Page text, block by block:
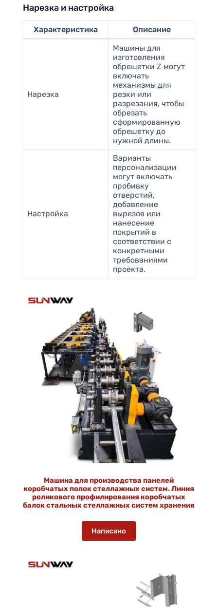
Нарезка и настройка
Характеристика Описание
Нарезка
Машины для
изготовления
обрешетки Z могут
включать
механизмы для
резки или
разрезания, чтобы
обрезать
сформированную
обрешетку до
нужной длины.
Настройка
Варианты
персонализации
могут включать
пробивку
отверстий,
добавление
вырезов или
нанесение
покрытий в
соответствии с
конкретными
требованиями
проекта.
Машина для производства панелей
коробчатых полок стеллажных систем. Линия
роликового профилирования коробчатых
балок стальных стеллажных систем хранения
Написано